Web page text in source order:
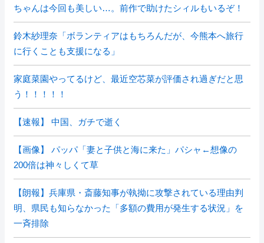
ちゃんは今回も美しい…。前作で助けたシィルもいるぞ！
鈴木紗理奈「ボランティアはもちろんだが、今熊本へ旅行
に行くことも支援になる」
家庭菜園やってるけど、最近空芯菜が評価され過ぎだと思
う！！！！！
【速報】 中国、ガチで逝く
【画像】 パッパ「妻と子供と海に来た」パシャ←想像の
200倍は神々しくて草
【朗報】兵庫県・斎藤知事が執拗に攻撃されている理由判
明、県民も知らなかった「多額の費用が発生する状況」を
一斉排除